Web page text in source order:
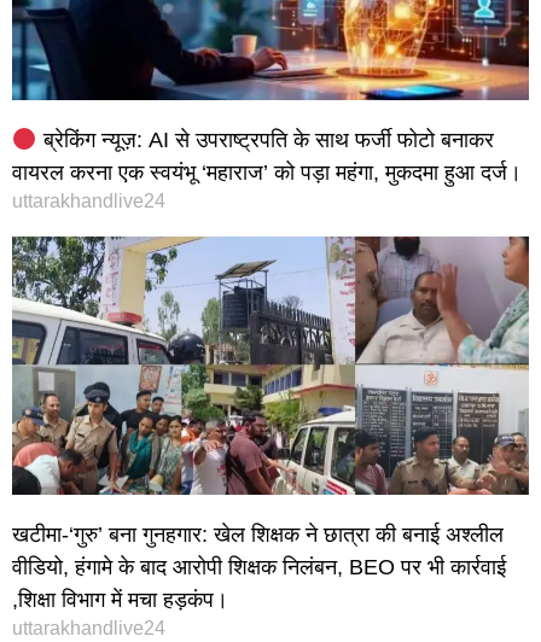
ब्रेकिंग न्यूज़: AI से उपराष्ट्रपति के साथ फर्जी फोटो बनाकर
वायरल करना एक स्वयंभू ‘महाराज’ को पड़ा महंगा, मुकदमा हुआ दर्ज।
uttarakhandlive24
खटीमा-‘गुरु’ बना गुनहगार: खेल शिक्षक ने छात्रा की बनाई अश्लील
वीडियो, हंगामे के बाद आरोपी शिक्षक निलंबन, BEO पर भी कार्रवाई
,शिक्षा विभाग में मचा हड़कंप।
uttarakhandlive24